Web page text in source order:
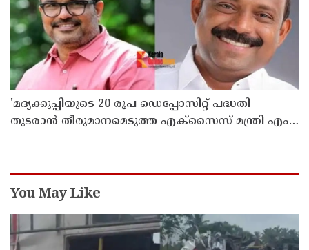
'മദ്യക്കുപ്പിയുടെ 20 രൂപ ഡെപ്പോസിറ്റ് പദ്ധതി
തുടരാന്‍ തീരുമാനമെടുത്ത എക്സൈസ് മന്ത്രി എം
You May Like